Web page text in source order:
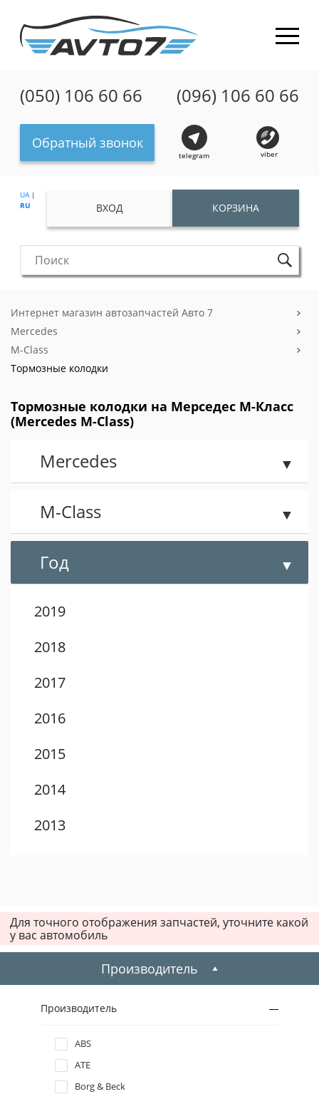
(050) 106 60 66 (096) 106 60 66
Обратный звонок
telegram viber
UA|
RU
ВХОД КОРЗИНА
Интернет магазин автозапчастей Авто 7
Mercedes
M-Class
Тормозные колодки
Тормозные колодки на Мерседес M-Класс
(Mercedes M-Class)
Mercedes
M-Class
Год
2019
2018
2017
2016
2015
2014
2013
2010
2008
2007
2006
Для точного отображения запчастей, уточните какой
у вас автомобиль
Производитель
Производитель
ABS
ATE
Borg & Beck